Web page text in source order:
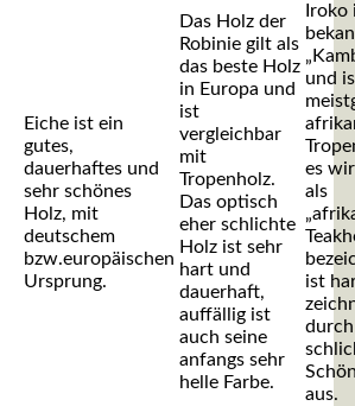
Eiche ist ein
gutes,
dauerhaftes und
sehr schönes
Holz, mit
deutschem
bzw.europäischen
Ursprung.
Das Holz der
Robinie gilt als
das beste Holz
in Europa und
ist
vergleichbar
mit
Tropenholz.
Das optisch
eher schlichte
Holz ist sehr
hart und
dauerhaft,
auffällig ist
auch seine
anfangs sehr
helle Farbe.
Iroko
und
es
als
ist
aus.